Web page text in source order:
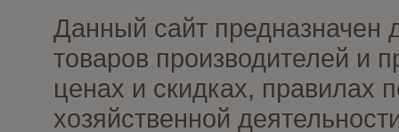
Данный сайт предназначен
товаров производителей и
ценах и скидках, правилах
хозяйственной